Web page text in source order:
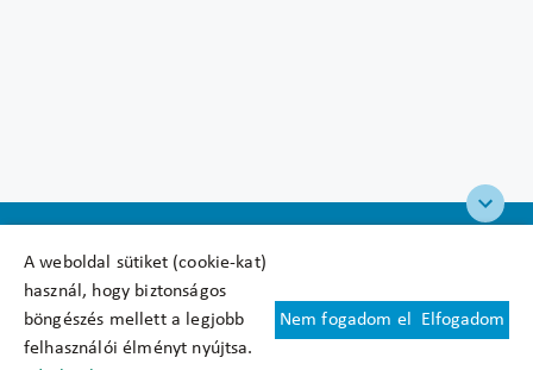
A weboldal sütiket (cookie-kat)
használ, hogy biztonságos
böngészés mellett a legjobb
felhasználói élményt nyújtsa.
Nem fogadom el Elfogadom
Felhasználási feltételek